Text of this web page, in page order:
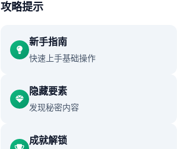
催眠app经验：
新增chuang戏功可
正在面许按步行床戏教学术毕
体育仓库依然有保健室均可触发展
chuang戏，但目前体育仓库尚未确
保健室原本计划处于特决际机解
攻略提示
新手指南
快速上手基础操作
隐藏要素
发现秘密内容
成就解锁